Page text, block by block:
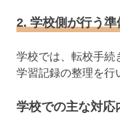
2. 学校側が行う準
学校では、転校手続
学習記録の整理を行
学校での主な対応